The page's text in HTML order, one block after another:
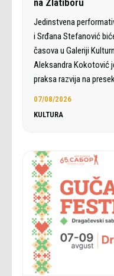
na Zlatiboru
Jedinstvena
i Srđana Stefanović
časova u Galeriji
Aleksandra Kokotović
praksa razvija na
07/08/2026
KULTURA